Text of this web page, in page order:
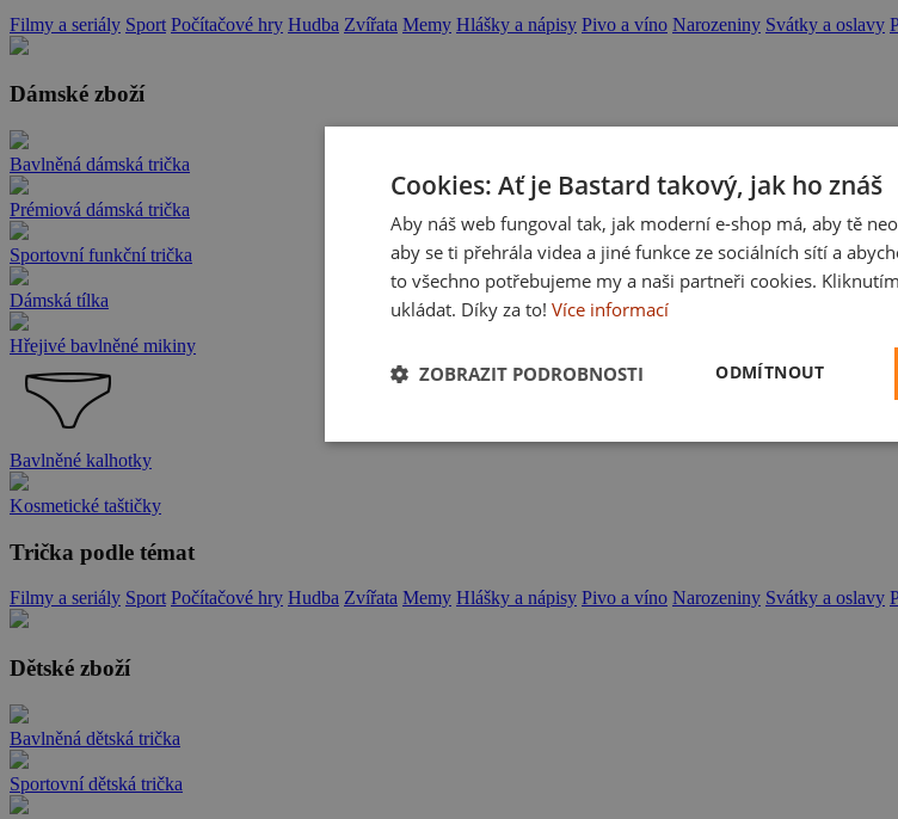
Filmy a seriály Sport Počítačové hry Hudba Zvířata Memy Hlášky a nápisy Pivo a víno Narozeniny Svátky a oslavy
Dámské zboží
Bavlněná dámská trička
Prémiová dámská trička
Sportovní funkční trička
Dámská tílka
Hřejivé bavlněné mikiny
Bavlněné kalhotky
Kosmetické taštičky
Trička podle témat
Filmy a seriály Sport Počítačové hry Hudba Zvířata Memy Hlášky a nápisy Pivo a víno Narozeniny Svátky a oslavy
Dětské zboží
Bavlněná dětská trička
Sportovní dětská trička
Cookies: Ať je Bastard takový, jak ho znáš
Aby náš web fungoval tak, jak moderní e-shop má, aby tě
aby se ti přehrála videa a jiné funkce ze sociálních sítí a
to všechno potřebujeme my a naši partneři cookies.
ukládat. Díky za to! Více informací
ODMÍTNOUT
ZOBRAZIT PODROBNOSTI